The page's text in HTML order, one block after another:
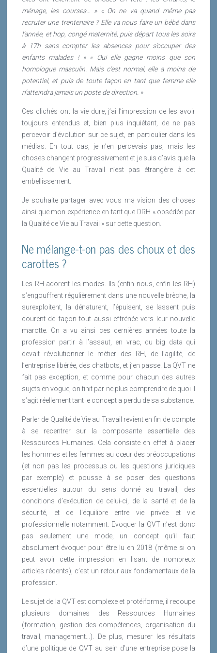
jamais un poste de direction. »
Ces clichés ont la vie dure, j’ai l’impression de les
avoir toujours entendus et, bien plus inquiétant, de ne
pas percevoir d’évolution sur ce sujet, en particulier
dans les médias. En tout cas, je n’en percevais pas,
mais les choses changent progressivement et je suis
d’avis que la Qualité de Vie au Travail n’est pas
étrangère à cet embellissement.
Je souhaite partager avec vous ma vision des choses
ainsi que mon expérience en tant que DRH « obsédée
par la Qualité de Vie au Travail » sur cette question.
Lire la suite
ménage, les courses… » « On ne va quand même pas
recruter une trentenaire ? Elle va nous faire un bébé dans
l’année, et hop, congé maternité, puis départ tous les soirs
à 17h sans compter les absences pour s’occuper des
enfants malades ! » « Oui elle gagne moins que son
homologue masculin. Mais c’est normal, elle a moins de
potentiel, et puis de toute façon en tant que femme elle
n’atteindra jamais un poste de direction. »
Ces clichés ont la vie dure, j’ai l’impression de les avoir
toujours entendus et, bien plus inquiétant, de ne pas
percevoir d’évolution sur ce sujet, en particulier dans les
médias. En tout cas, je n’en percevais pas, mais les
choses changent progressivement et je suis d’avis que la
Qualité de Vie au Travail n’est pas étrangère à cet
embellissement.
Je souhaite partager avec vous ma vision des choses
ainsi que mon expérience en tant que DRH « obsédée par
la Qualité de Vie au Travail » sur cette question.
Ne mélange-t-on pas des choux et des
carottes ?
Les RH adorent les modes. Ils (enfin nous, enfin les RH)
s’engouffrent régulièrement dans une nouvelle brèche, la
surexploitent, la dénaturent, l’épuisent, se lassent puis
courent de façon tout aussi effrénée vers leur nouvelle
marotte. On a vu ainsi ces dernières années toute la
profession partir à l’assaut, en vrac, du big data qui
devait révolutionner le métier des RH, de l’agilité, de
l’entreprise libérée, des chatbots, et j’en passe. La QVT ne
fait pas exception, et comme pour chacun des autres
sujets en vogue, on finit par ne plus comprendre de quoi il
s’agit réellement tant le concept a perdu de sa substance.
Parler de Qualité de Vie au Travail revient en fin de compte
à se recentrer sur la composante essentielle des
Ressources Humaines. Cela consiste en effet à placer
les hommes et les femmes au cœur des préoccupations
(et non pas les processus ou les questions juridiques
par exemple) et pousse à se poser des questions
essentielles autour du sens donné au travail, des
conditions d’exécution de celui-ci, de la santé et de la
sécurité, et de l’équilibre entre vie privée et vie
professionnelle notamment. Evoquer la QVT n’est donc
pas seulement une mode, un concept qu’il faut
absolument évoquer pour être lu en 2018 (même si on
peut avoir cette impression en lisant de nombreux
articles récents), c’est un retour aux fondamentaux de la
profession.
Le sujet de la QVT est complexe et protéiforme, il recoupe
plusieurs domaines des Ressources Humaines
(formation, gestion des compétences, organisation du
travail, management…). De plus, mesurer les résultats
d’une politique de QVT au sein d’une entreprise pose la